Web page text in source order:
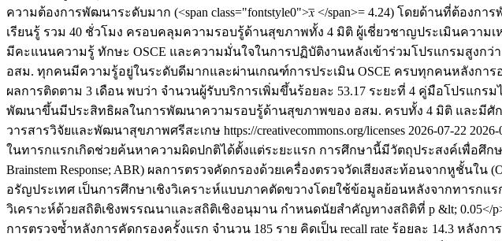
ความต้องการพัฒนาระดับมาก (<span class="fontstyle0">𝑥̅ </span>= 4.24) โดยด้านที่ต้อ
เรียนรู้ รวม 40 ชั่วโมง ครอบคลุมความรอบรู้ด้านสุขภาพทั้ง 4 มิติ ผู้เชี่ยวชาญประเมินความเห
มีคะแนนความรู้ ทักษะ OSCE และความมั่นใจในการปฏิบัติงานหลังเข้าร่วมโปรแกรมสูงกว่
อสม. ทุกคนมีความรู้อยู่ในระดับดีมากและผ่านเกณฑ์การประเมิน OSCE ครบทุกคนหลังการอ
ผลการติดตาม 3 เดือน พบว่า จำนวนผู้รับบริการเพิ่มขึ้นร้อยละ 53.17 ระยะที่ 4 คู่มือโปรแกรม
พัฒนาขึ้นมีประสิทธิผลในการพัฒนาความรอบรู้ด้านสุขภาพของ อสม. ครบทั้ง 4 มิติ และมีศั
วารสารวิจัยและพัฒนาสุขภาพศรีสะเกษ https://creativecommons.org/licenses 2026-07-22 2026-
ในทารกแรกเกิดช่วยค้นหาความผิดปกติได้ตั้งแต่ระยะแรก การศึกษานี้มีวัตถุประสงค์เพื่อศึ
Brainstem Response; ABR) ผลการตรวจคัดกรองด้วยเครื่องตรวจวัดเสียงสะท้อนจากหูชั้นใ
อรัญประเทศ เป็นการศึกษาเชิงวิเคราะห์แบบภาคตัดขวางโดยใช้ข้อมูลย้อนหลังจากทารกแ
วิเคราะห์ด้วยสถิติเชิงพรรณนาและสถิติเชิงอนุมาน กำหนดนัยสำคัญทางสถิติที่ p &lt; 0.05</
การตรวจซ้ำหลังการคัดกรองครั้งแรก จำนวน 185 ราย คิดเป็น recall rate ร้อยละ 14.3 หลัง